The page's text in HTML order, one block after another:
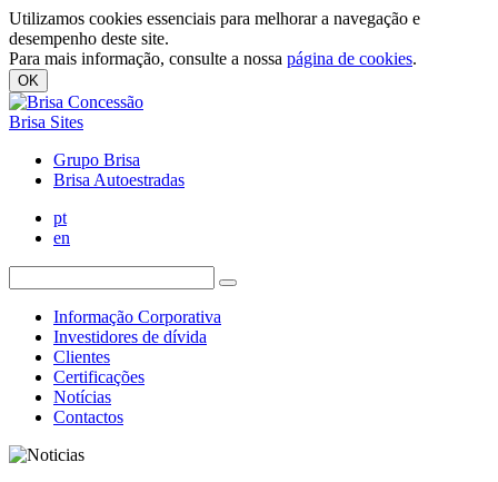
Utilizamos cookies essenciais para melhorar a navegação e
desempenho deste site.
Para mais informação, consulte a nossa página de cookies.
OK
Brisa Sites
Grupo Brisa
Brisa Autoestradas
pt
en
Informação Corporativa
Investidores de dívida
Clientes
Certificações
Notícias
Contactos